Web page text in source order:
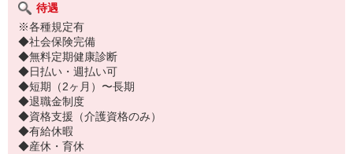
待遇
※各種規定有
◆社会保険完備
◆無料定期健康診断
◆日払い・週払い可
◆短期（2ヶ月）〜長期
◆退職金制度
◆資格支援（介護資格のみ）
◆有給休暇
◆産休・育休